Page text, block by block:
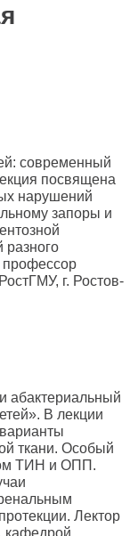
современный
посвящена
нарушений
запоры и
разного
профессор
г. Ростов-
абактериальный
В лекции
ткани. Особый
ТИН и ОПП.
Лектор
кафедрой